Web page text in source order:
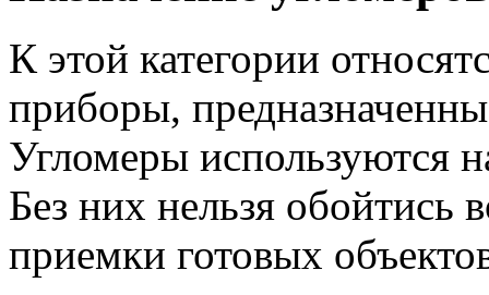
К этой категории
приборы,
Угломеры используются
Без них нельзя обойтись
приемки готовых